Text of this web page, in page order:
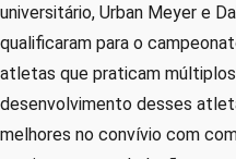
universitário, Urban Meyer e
qualificaram para o
atletas que praticam
desenvolvimento desses
melhores no convívio com